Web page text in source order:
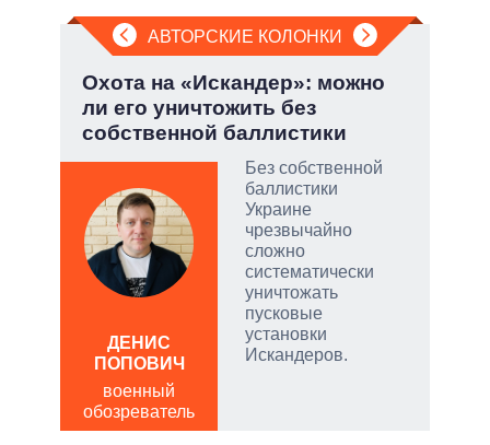
АВТОРСКИЕ КОЛОНКИ
Охота на «Искандер»: можно
ли его уничтожить без
собственной баллистики
Без собственной
баллистики
Украине
чрезвычайно
сложно
систематически
уничтожать
пусковые
установки
Искандеров.
ДЕНИС
ПОПОВИЧ
военный
обозреватель